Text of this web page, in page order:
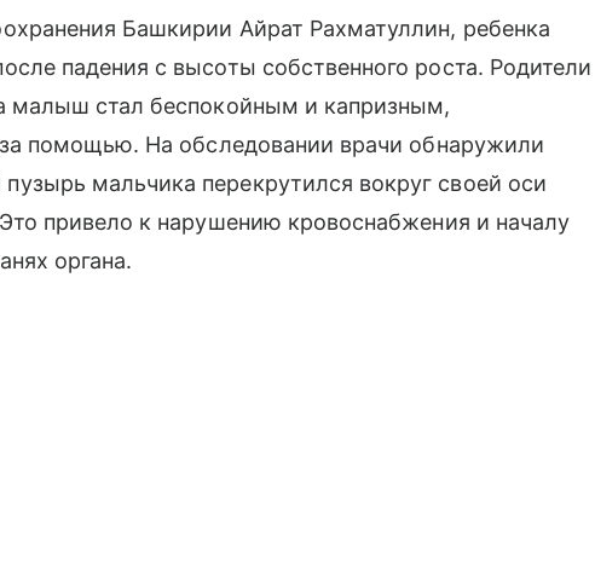
Башкирии Айрат Рахматуллин, ребенка
падения с высоты собственного роста. Родители
малыш стал беспокойным и капризным,
помощью. На обследовании врачи обнаружили
мальчика перекрутился вокруг своей оси
привело к нарушению кровоснабжения и началу
органа.